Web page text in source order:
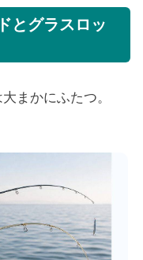
とグラスロッ
まかにふたつ。